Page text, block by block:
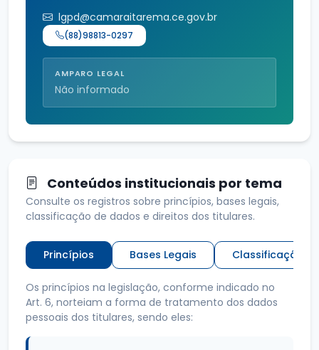
lgpd@camaraitarema.ce.gov.br
(88)98813-0297
AMPARO LEGAL
Não informado
Conteúdos institucionais por tema
Consulte os registros sobre princípios, bases legais,
classificação de dados e direitos dos titulares.
Princípios Bases Legais Classificação
Os princípios na legislação, conforme indicado no
Art. 6, norteiam a forma de tratamento dos dados
pessoais dos titulares, sendo eles: